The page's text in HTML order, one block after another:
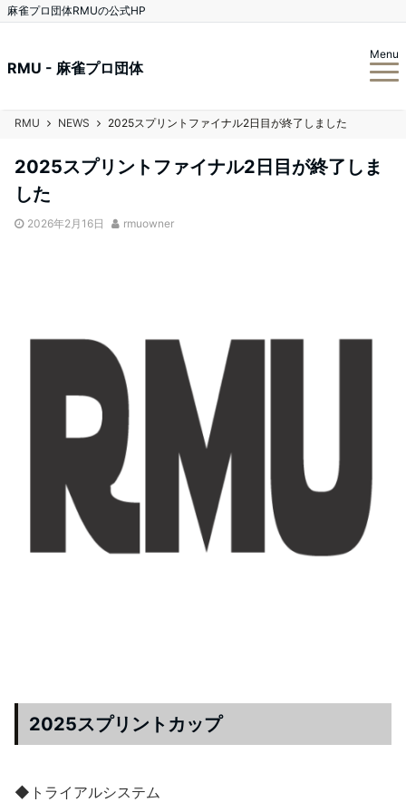
麻雀プロ団体RMUの公式HP
RMU - 麻雀プロ団体
Menu
RMU NEWS 2025スプリントファイナル2日目が終了しました
2025スプリントファイナル2日目が終了しま
した
2026年2月16日 rmuowner
2025スプリントカップ
◆トライアルシステム